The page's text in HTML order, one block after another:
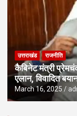
उत्तराखंड राजनीति
कैबिनेट मंत्री
एलान, विवादित
March 16, 2025